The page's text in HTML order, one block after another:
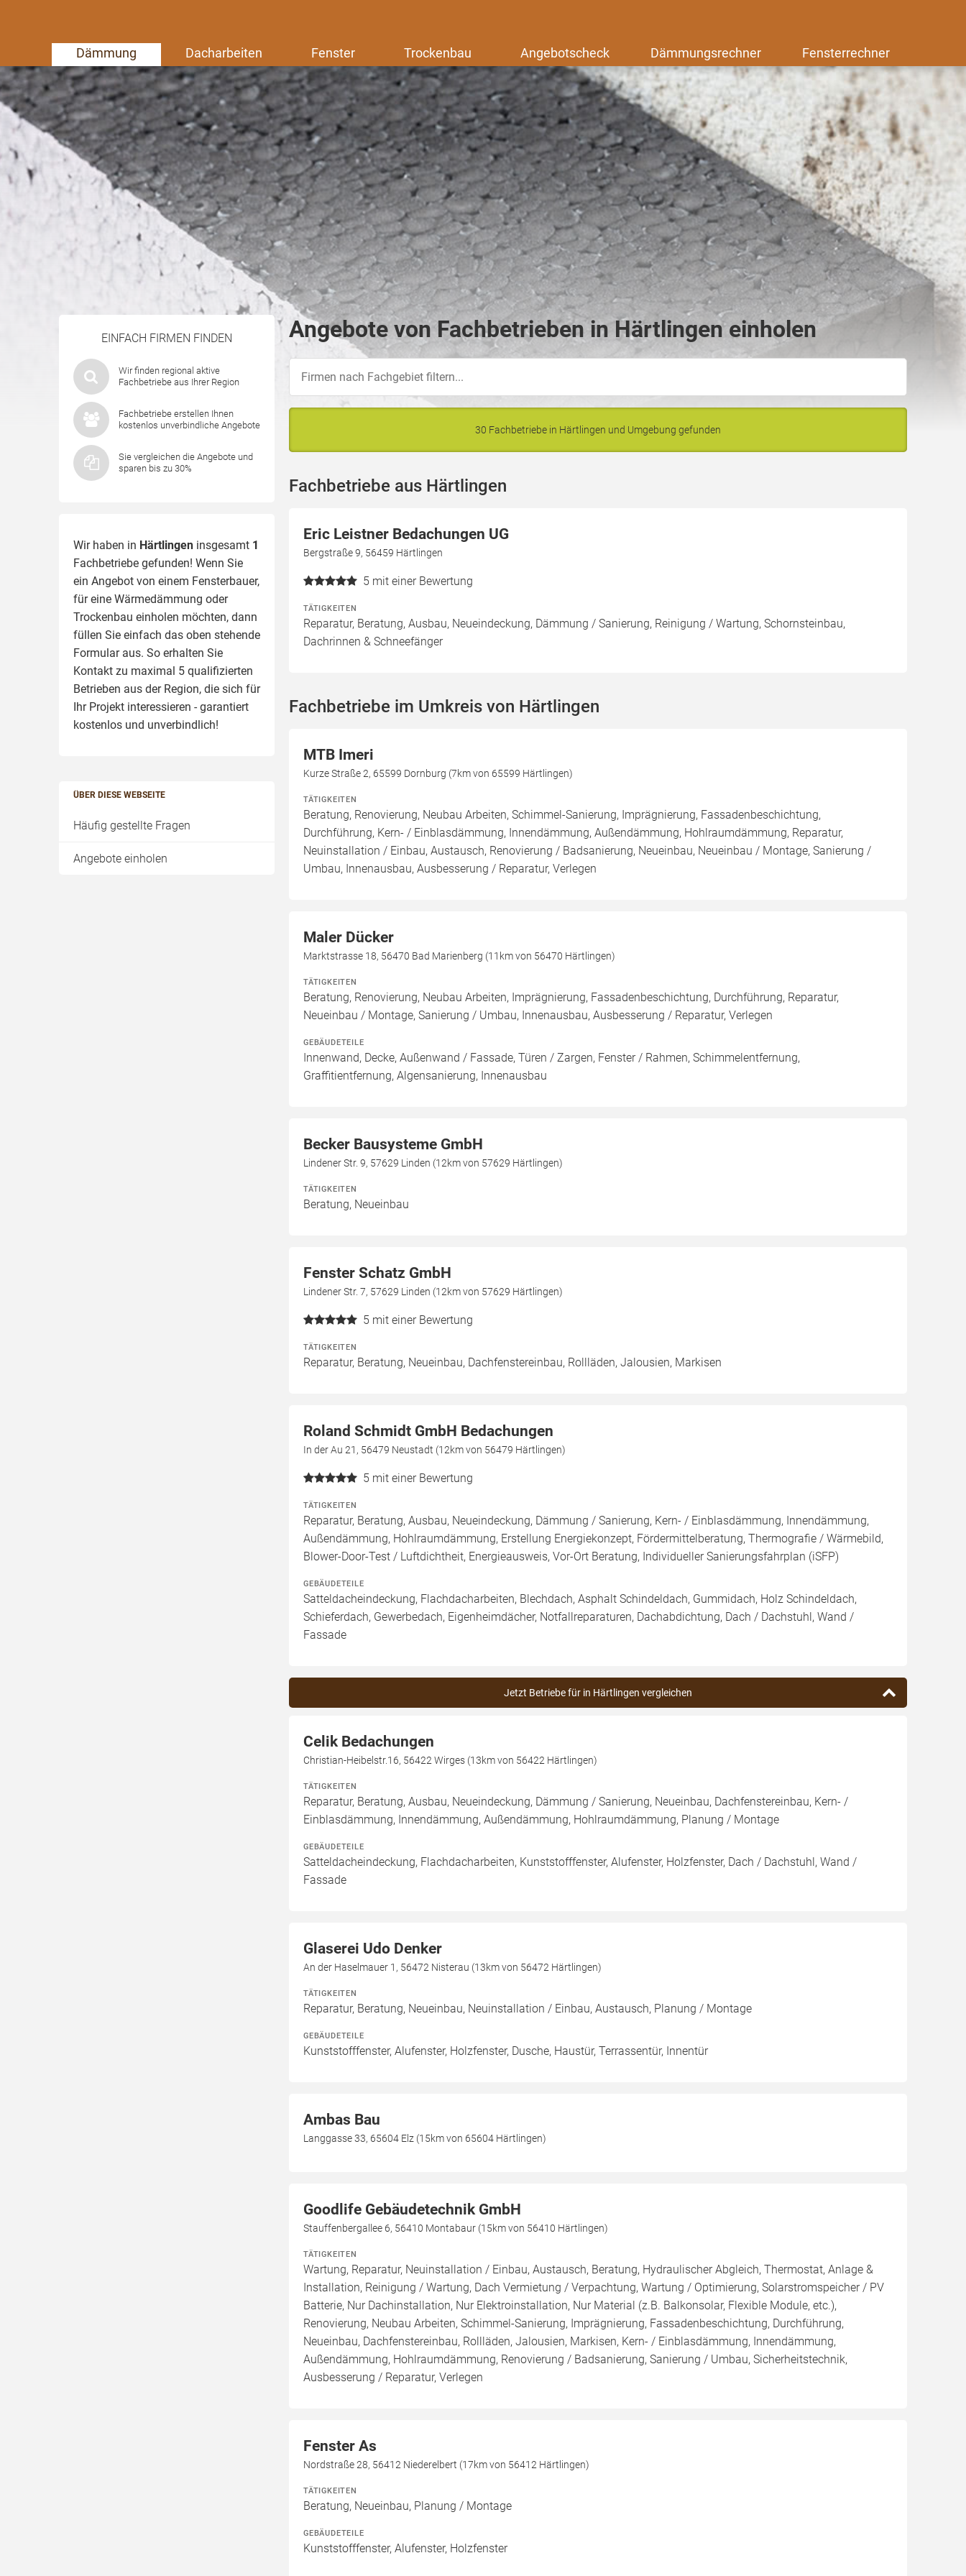
Dämmung Dacharbeiten Fenster Trockenbau Angebotscheck Dämmungsrechner Fensterrechner
EINFACH FIRMEN FINDEN
Wir finden regional aktive
Fachbetriebe aus Ihrer Region
Fachbetriebe erstellen Ihnen
kostenlos unverbindliche Angebote
Sie vergleichen die Angebote und
sparen bis zu 30%
Wir haben in Härtlingen insgesamt 1
Fachbetriebe gefunden! Wenn Sie
ein Angebot von einem Fensterbauer,
für eine Wärmedämmung oder
Trockenbau einholen möchten, dann
füllen Sie einfach das oben stehende
Formular aus. So erhalten Sie
Kontakt zu maximal 5 qualifizierten
Betrieben aus der Region, die sich für
Ihr Projekt interessieren - garantiert
kostenlos und unverbindlich!
ÜBER DIESE WEBSEITE
Häufig gestellte Fragen
Angebote einholen
Angebote von Fachbetrieben in Härtlingen einholen
30 Fachbetriebe in Härtlingen und Umgebung gefunden
Fachbetriebe aus Härtlingen
Eric Leistner Bedachungen UG
Bergstraße 9, 56459 Härtlingen
5 mit einer Bewertung
TÄTIGKEITEN
Reparatur, Beratung, Ausbau, Neueindeckung, Dämmung / Sanierung, Reinigung / Wartung, Schornsteinbau,
Dachrinnen & Schneefänger
Fachbetriebe im Umkreis von Härtlingen
MTB Imeri
Kurze Straße 2, 65599 Dornburg (7km von 65599 Härtlingen)
TÄTIGKEITEN
Beratung, Renovierung, Neubau Arbeiten, Schimmel-Sanierung, Imprägnierung, Fassadenbeschichtung,
Durchführung, Kern- / Einblasdämmung, Innendämmung, Außendämmung, Hohlraumdämmung, Reparatur,
Neuinstallation / Einbau, Austausch, Renovierung / Badsanierung, Neueinbau, Neueinbau / Montage, Sanierung /
Umbau, Innenausbau, Ausbesserung / Reparatur, Verlegen
Maler Dücker
Marktstrasse 18, 56470 Bad Marienberg (11km von 56470 Härtlingen)
TÄTIGKEITEN
Beratung, Renovierung, Neubau Arbeiten, Imprägnierung, Fassadenbeschichtung, Durchführung, Reparatur,
Neueinbau / Montage, Sanierung / Umbau, Innenausbau, Ausbesserung / Reparatur, Verlegen
GEBÄUDETEILE
Innenwand, Decke, Außenwand / Fassade, Türen / Zargen, Fenster / Rahmen, Schimmelentfernung,
Graffitientfernung, Algensanierung, Innenausbau
Becker Bausysteme GmbH
Lindener Str. 9, 57629 Linden (12km von 57629 Härtlingen)
TÄTIGKEITEN
Beratung, Neueinbau
Fenster Schatz GmbH
Lindener Str. 7, 57629 Linden (12km von 57629 Härtlingen)
5 mit einer Bewertung
TÄTIGKEITEN
Reparatur, Beratung, Neueinbau, Dachfenstereinbau, Rollläden, Jalousien, Markisen
Roland Schmidt GmbH Bedachungen
In der Au 21, 56479 Neustadt (12km von 56479 Härtlingen)
5 mit einer Bewertung
TÄTIGKEITEN
Reparatur, Beratung, Ausbau, Neueindeckung, Dämmung / Sanierung, Kern- / Einblasdämmung, Innendämmung,
Außendämmung, Hohlraumdämmung, Erstellung Energiekonzept, Fördermittelberatung, Thermografie / Wärmebild,
Blower-Door-Test / Luftdichtheit, Energieausweis, Vor-Ort Beratung, Individueller Sanierungsfahrplan (iSFP)
GEBÄUDETEILE
Satteldacheindeckung, Flachdacharbeiten, Blechdach, Asphalt Schindeldach, Gummidach, Holz Schindeldach,
Schieferdach, Gewerbedach, Eigenheimdächer, Notfallreparaturen, Dachabdichtung, Dach / Dachstuhl, Wand /
Fassade
Jetzt Betriebe für in Härtlingen vergleichen
Celik Bedachungen
Christian-Heibelstr.16, 56422 Wirges (13km von 56422 Härtlingen)
TÄTIGKEITEN
Reparatur, Beratung, Ausbau, Neueindeckung, Dämmung / Sanierung, Neueinbau, Dachfenstereinbau, Kern- /
Einblasdämmung, Innendämmung, Außendämmung, Hohlraumdämmung, Planung / Montage
GEBÄUDETEILE
Satteldacheindeckung, Flachdacharbeiten, Kunststofffenster, Alufenster, Holzfenster, Dach / Dachstuhl, Wand /
Fassade
Glaserei Udo Denker
An der Haselmauer 1, 56472 Nisterau (13km von 56472 Härtlingen)
TÄTIGKEITEN
Reparatur, Beratung, Neueinbau, Neuinstallation / Einbau, Austausch, Planung / Montage
GEBÄUDETEILE
Kunststofffenster, Alufenster, Holzfenster, Dusche, Haustür, Terrassentür, Innentür
Ambas Bau
Langgasse 33, 65604 Elz (15km von 65604 Härtlingen)
Goodlife Gebäudetechnik GmbH
Stauffenbergallee 6, 56410 Montabaur (15km von 56410 Härtlingen)
TÄTIGKEITEN
Wartung, Reparatur, Neuinstallation / Einbau, Austausch, Beratung, Hydraulischer Abgleich, Thermostat, Anlage &
Installation, Reinigung / Wartung, Dach Vermietung / Verpachtung, Wartung / Optimierung, Solarstromspeicher / PV
Batterie, Nur Dachinstallation, Nur Elektroinstallation, Nur Material (z.B. Balkonsolar, Flexible Module, etc.),
Renovierung, Neubau Arbeiten, Schimmel-Sanierung, Imprägnierung, Fassadenbeschichtung, Durchführung,
Neueinbau, Dachfenstereinbau, Rollläden, Jalousien, Markisen, Kern- / Einblasdämmung, Innendämmung,
Außendämmung, Hohlraumdämmung, Renovierung / Badsanierung, Sanierung / Umbau, Sicherheitstechnik,
Ausbesserung / Reparatur, Verlegen
Fenster As
Nordstraße 28, 56412 Niederelbert (17km von 56412 Härtlingen)
TÄTIGKEITEN
Beratung, Neueinbau, Planung / Montage
GEBÄUDETEILE
Kunststofffenster, Alufenster, Holzfenster